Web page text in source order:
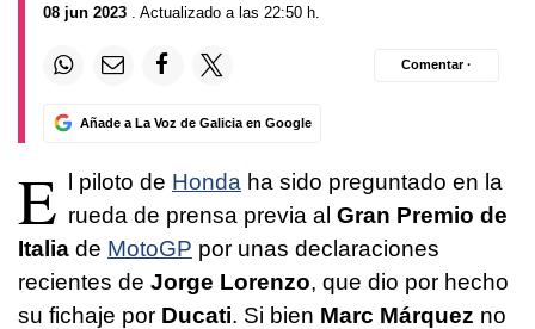
08 jun 2023 . Actualizado a las 22:50 h.
Añade a La Voz de Galicia en Google
Comentar ·
E l piloto de Honda ha sido preguntado en la
rueda de prensa previa al Gran Premio de
Italia de MotoGP por unas declaraciones
recientes de Jorge Lorenzo, que dio por hecho
su fichaje por Ducati. Si bien Marc Márquez no